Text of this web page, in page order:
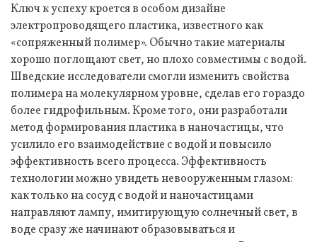
Ключ к успеху кроется в особом дизайне
электропроводящего пластика, известного как
«сопряженный полимер». Обычно такие материалы
хорошо поглощают свет, но плохо совместимы с водой.
Шведские исследователи смогли изменить свойства
полимера на молекулярном уровне, сделав его гораздо
более гидрофильным. Кроме того, они разработали
метод формирования пластика в наночастицы, что
усилило его взаимодействие с водой и повысило
эффективность всего процесса. Эффективность
технологии можно увидеть невооруженным глазом:
как только на сосуд с водой и наночастицами
направляют лампу, имитирующую солнечный свет, в
воде сразу же начинают образовываться и